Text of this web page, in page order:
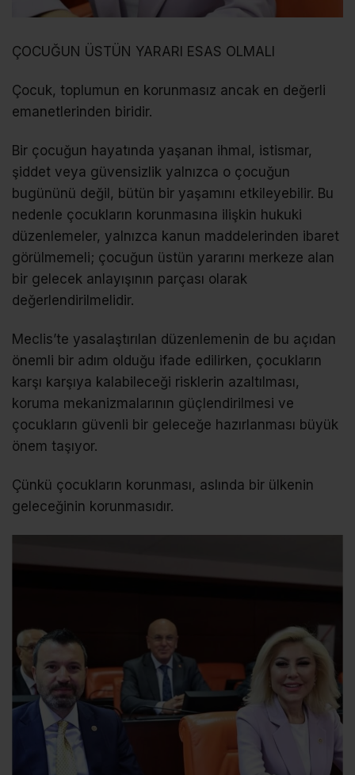
ÇOCUĞUN ÜSTÜN YARARI ESAS OLMALI
Çocuk, toplumun en korunmasız ancak en değerli
emanetlerinden biridir.
Bir çocuğun hayatında yaşanan ihmal, istismar,
şiddet veya güvensizlik yalnızca o çocuğun
bugününü değil, bütün bir yaşamını etkileyebilir. Bu
nedenle çocukların korunmasına ilişkin hukuki
düzenlemeler, yalnızca kanun maddelerinden ibaret
görülmemeli; çocuğun üstün yararını merkeze alan
bir gelecek anlayışının parçası olarak
değerlendirilmelidir.
Meclis’te yasalaştırılan düzenlemenin de bu açıdan
önemli bir adım olduğu ifade edilirken, çocukların
karşı karşıya kalabileceği risklerin azaltılması,
koruma mekanizmalarının güçlendirilmesi ve
çocukların güvenli bir geleceğe hazırlanması büyük
önem taşıyor.
Çünkü çocukların korunması, aslında bir ülkenin
geleceğinin korunmasıdır.